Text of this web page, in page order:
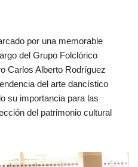
por una memorable
del Grupo Folclórico
Carlos Alberto Rodríguez
del arte dancístico
su importancia para las
del patrimonio cultural